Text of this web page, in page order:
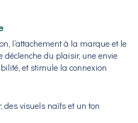
l’attachement à la marque et le
déclenche du plaisir, une envie
et stimule la connexion
des visuels naïfs et un ton